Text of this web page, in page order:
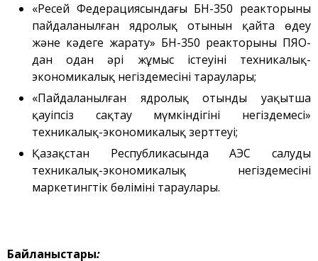
«Ресей Федерациясындағы БН-350 реакторының
пайдаланылған ядролық отынын қайта өңдеу
және кәдеге жарату» БН-350 реакторының ПЯО-
дан одан әрі жұмыс істеуінің техникалық-
экономикалық негіздемесінің тараулары;
«Пайдаланылған ядролық отынды уақытша
қауіпсіз сақтау мүмкіндігінің негіздемесі»
техникалық-экономикалық зерттеуі;
Қазақстан Республикасында АЭС салудың
техникалық-экономикалық негіздемесінің
маркетингтік бөлімінің тараулары.
Байланыстары: